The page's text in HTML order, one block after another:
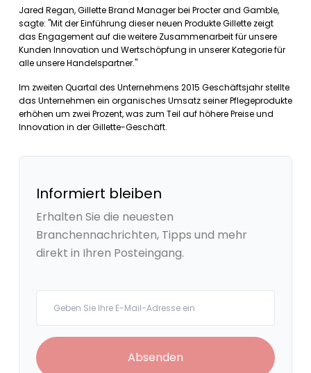
Jared Regan, Gillette Brand Manager bei Procter and Gamble,
sagte: "Mit der Einführung dieser neuen Produkte Gillette zeigt
das Engagement auf die weitere Zusammenarbeit für unsere
Kunden Innovation und Wertschöpfung in unserer Kategorie für
alle unsere Handelspartner."
Im zweiten Quartal des Unternehmens 2015 Geschäftsjahr stellte
das Unternehmen ein organisches Umsatz seiner Pflegeprodukte
erhöhen um zwei Prozent, was zum Teil auf höhere Preise und
Innovation in der Gillette-Geschäft.
Informiert bleiben
Erhalten Sie die neuesten
Branchennachrichten, Tipps und mehr
direkt in Ihren Posteingang.
Absenden